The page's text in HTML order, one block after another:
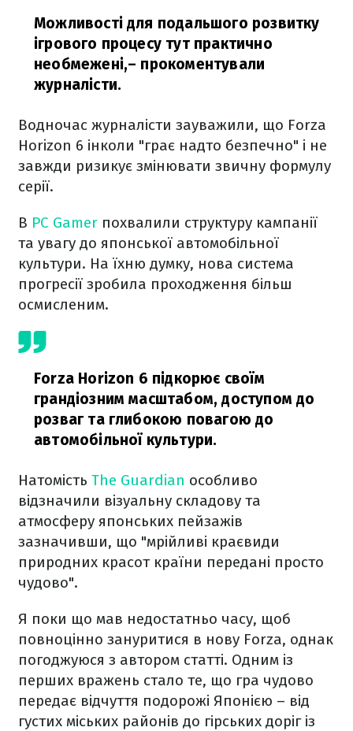
Можливості для подальшого розвитку
ігрового процесу тут практично
необмежені,– прокоментували
журналісти.
Водночас журналісти зауважили, що Forza
Horizon 6 інколи "грає надто безпечно" і не
завжди ризикує змінювати звичну формулу
серії.
В PC Gamer похвалили структуру кампанії
та увагу до японської автомобільної
культури. На їхню думку, нова система
прогресії зробила проходження більш
осмисленим.
Forza Horizon 6 підкорює своїм
грандіозним масштабом, доступом до
розваг та глибокою повагою до
автомобільної культури.
Натомість The Guardian особливо
відзначили візуальну складову та
атмосферу японських пейзажів
зазначивши, що "мрійливі краєвиди
природних красот країни передані просто
чудово".
Я поки що мав недостатньо часу, щоб
повноцінно зануритися в нову Forza, однак
погоджуюся з автором статті. Одним із
перших вражень стало те, що гра чудово
передає відчуття подорожі Японією – від
густих міських районів до гірських доріг із